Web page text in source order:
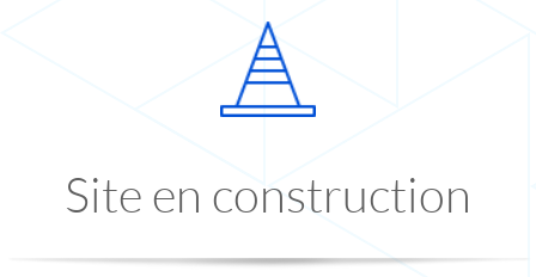
Site en construction